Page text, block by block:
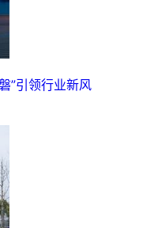
”引领行业新风